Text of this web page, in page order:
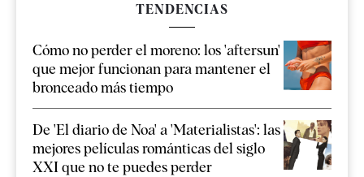
TENDENCIAS
Cómo no perder el moreno: los 'aftersun'
que mejor funcionan para mantener el
bronceado más tiempo
De 'El diario de Noa' a 'Materialistas': las
mejores películas románticas del siglo
XXI que no te puedes perder